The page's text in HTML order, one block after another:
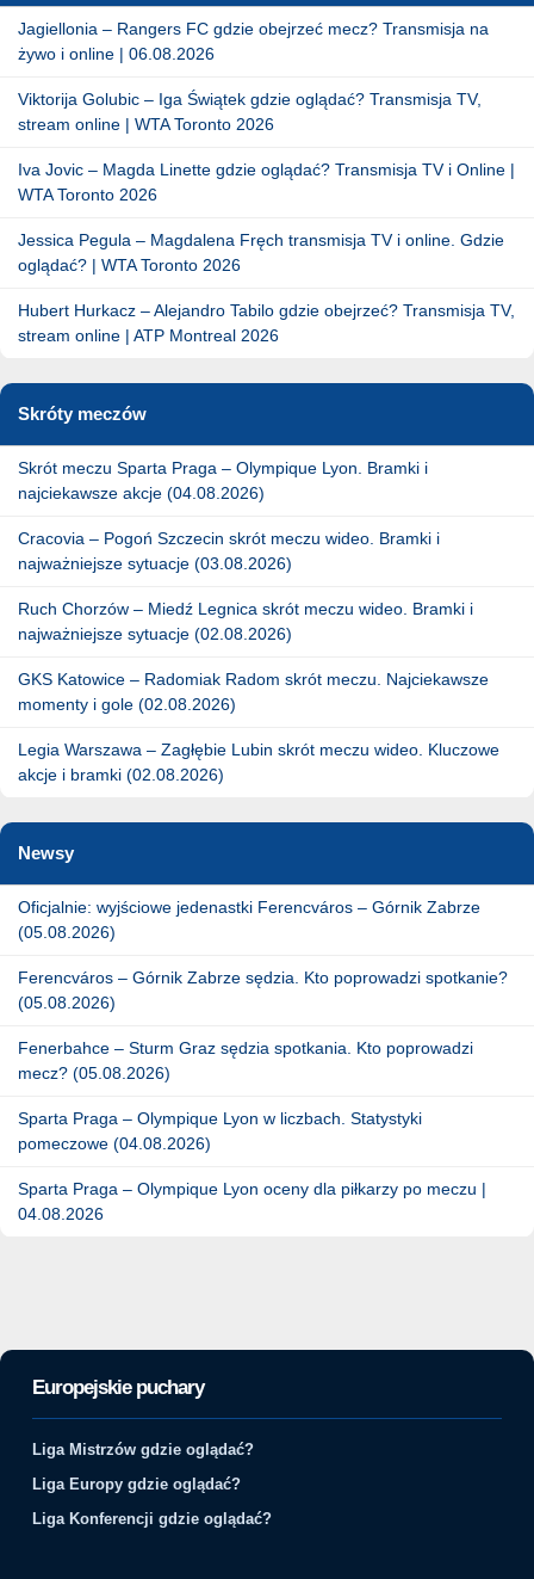
Jagiellonia – Rangers FC gdzie obejrzeć mecz? Transmisja na
żywo i online | 06.08.2026
Viktorija Golubic – Iga Świątek gdzie oglądać? Transmisja TV,
stream online | WTA Toronto 2026
Iva Jovic – Magda Linette gdzie oglądać? Transmisja TV i Online |
WTA Toronto 2026
Jessica Pegula – Magdalena Fręch transmisja TV i online. Gdzie
oglądać? | WTA Toronto 2026
Hubert Hurkacz – Alejandro Tabilo gdzie obejrzeć? Transmisja TV,
stream online | ATP Montreal 2026
Skróty meczów
Skrót meczu Sparta Praga – Olympique Lyon. Bramki i
najciekawsze akcje (04.08.2026)
Cracovia – Pogoń Szczecin skrót meczu wideo. Bramki i
najważniejsze sytuacje (03.08.2026)
Ruch Chorzów – Miedź Legnica skrót meczu wideo. Bramki i
najważniejsze sytuacje (02.08.2026)
GKS Katowice – Radomiak Radom skrót meczu. Najciekawsze
momenty i gole (02.08.2026)
Legia Warszawa – Zagłębie Lubin skrót meczu wideo. Kluczowe
akcje i bramki (02.08.2026)
Newsy
Oficjalnie: wyjściowe jedenastki Ferencváros – Górnik Zabrze
(05.08.2026)
Ferencváros – Górnik Zabrze sędzia. Kto poprowadzi spotkanie?
(05.08.2026)
Fenerbahce – Sturm Graz sędzia spotkania. Kto poprowadzi
mecz? (05.08.2026)
Sparta Praga – Olympique Lyon w liczbach. Statystyki
pomeczowe (04.08.2026)
Sparta Praga – Olympique Lyon oceny dla piłkarzy po meczu |
04.08.2026
Europejskie puchary
Liga Mistrzów gdzie oglądać?
Liga Europy gdzie oglądać?
Liga Konferencji gdzie oglądać?